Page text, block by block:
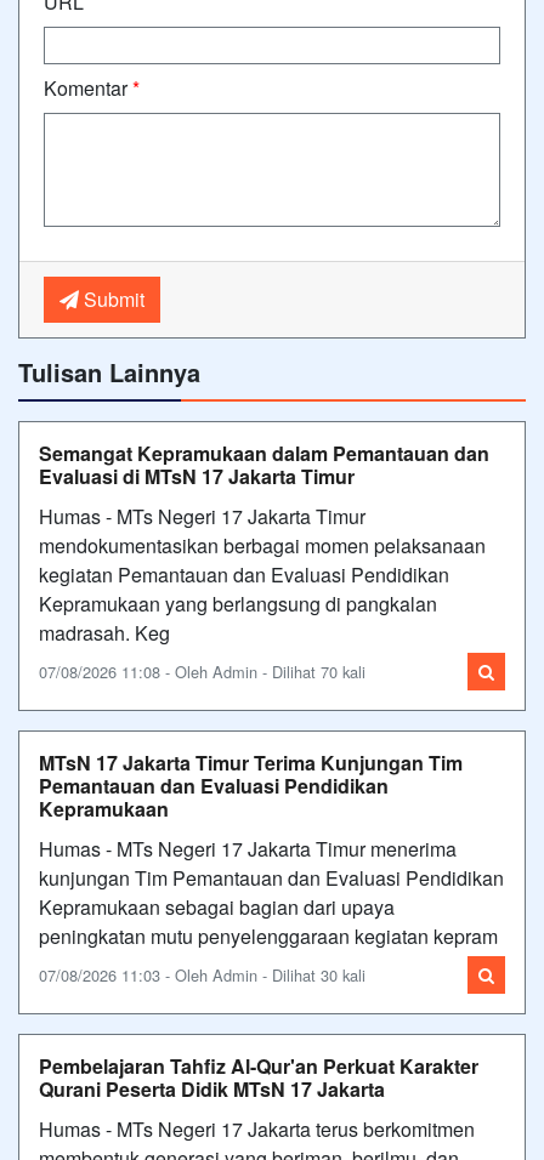
Komentar*
Submit
Tulisan Lainnya
Semangat Kepramukaan dalam Pemantauan dan
Evaluasi di MTsN 17 Jakarta Timur
Humas - MTs Negeri 17 Jakarta Timur
mendokumentasikan berbagai momen pelaksanaan
kegiatan Pemantauan dan Evaluasi Pendidikan
Kepramukaan yang berlangsung di pangkalan
madrasah. Keg
07/08/2026 11:08 - Oleh Admin - Dilihat 70 kali
MTsN 17 Jakarta Timur Terima Kunjungan Tim
Pemantauan dan Evaluasi Pendidikan
Kepramukaan
Humas - MTs Negeri 17 Jakarta Timur menerima
kunjungan Tim Pemantauan dan Evaluasi Pendidikan
Kepramukaan sebagai bagian dari upaya
peningkatan mutu penyelenggaraan kegiatan kepram
07/08/2026 11:03 - Oleh Admin - Dilihat 30 kali
Pembelajaran Tahfiz Al-Qur'an Perkuat Karakter
Qurani Peserta Didik MTsN 17 Jakarta
Humas - MTs Negeri 17 Jakarta terus berkomitmen